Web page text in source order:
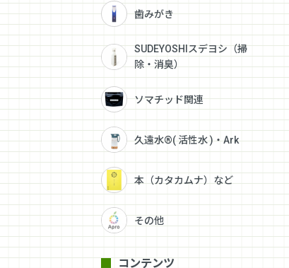
歯みがき
SUDEYOSHIスデヨシ（掃
除・消臭）
ソマチッド関連
久遠水®( 活性水 )・Ark
本（カタカムナ）など
その他
コンテンツ